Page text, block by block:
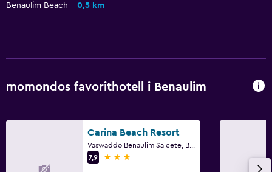
Rökningsområden
Saker att göra
Benaulim Beach 0,5 km
momondos favorithotell i Benaulim
Carina Beach Resort
7,9
3 stjärnor